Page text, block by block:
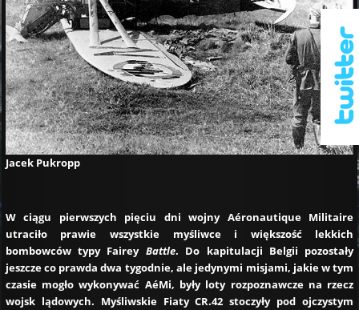
Jacek Pukropp
W ciągu pierwszych pięciu dni wojny Aéronautique Militaire
utraciło prawie wszystkie myśliwce i większość lekkich
bombowców typy Fairey Battle. Do kapitulacji Belgii pozostały
jeszcze co prawda dwa tygodnie, ale jedynymi misjami, jakie w tym
czasie mogło wykonywać AéMi, były loty rozpoznawcze na rzecz
wojsk lądowych. Myśliwskie Fiaty CR.42 stoczyły pod ojczystym